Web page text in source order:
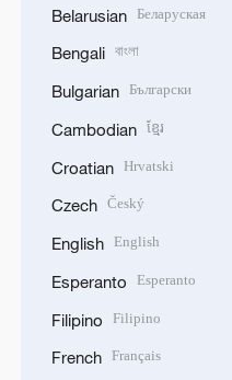
Belarusian Беларуская
Bengali বাংলা
Bulgarian Български
Cambodian ខ្មែរ
Croatian Hrvatski
Czech Český
English English
Esperanto Esperanto
Filipino Filipino
French Français